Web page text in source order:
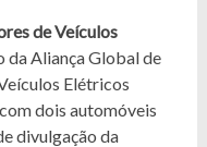
de Veículos
da Aliança Global de
Elétricos
dois automóveis
divulgação da